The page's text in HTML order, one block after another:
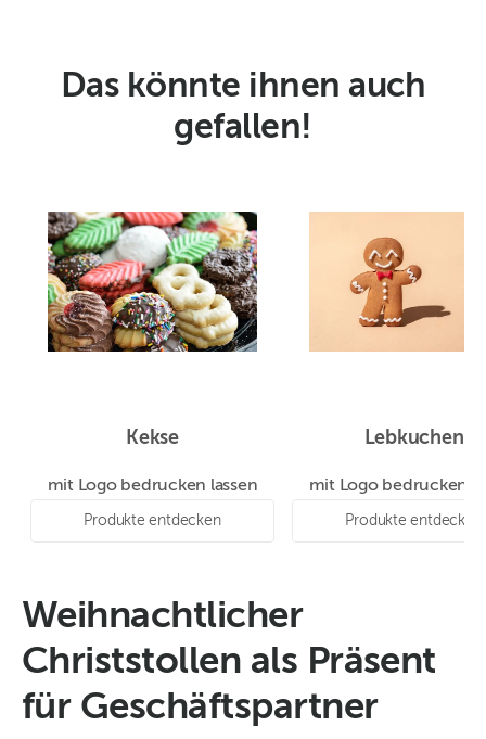
Das könnte ihnen auch
gefallen!
Kekse
mit Logo bedrucken lassen
Produkte entdecken
Lebkuchen
mit Logo bedrucken
Produkte entdecken
Weihnachtlicher
Christstollen als Präsent
für Geschäftspartner